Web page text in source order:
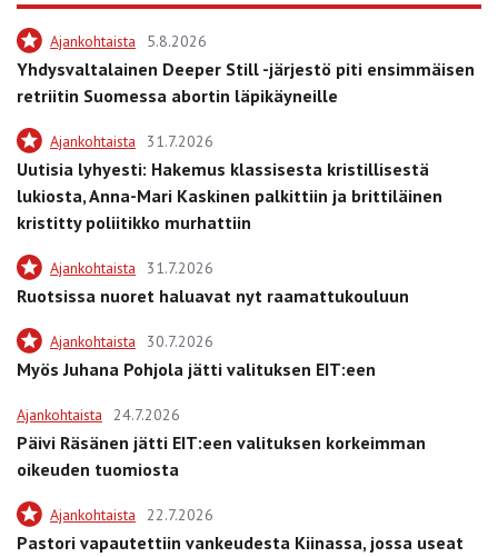
Ajankohtaista 5.8.2026
Yhdysvaltalainen Deeper Still -järjestö piti ensimmäisen
retriitin Suomessa abortin läpikäyneille
Ajankohtaista 31.7.2026
Uutisia lyhyesti: Hakemus klassisesta kristillisestä
lukiosta, Anna-Mari Kaskinen palkittiin ja brittiläinen
kristitty poliitikko murhattiin
Ajankohtaista 31.7.2026
Ruotsissa nuoret haluavat nyt raamattukouluun
Ajankohtaista 30.7.2026
Myös Juhana Pohjola jätti valituksen EIT:een
Ajankohtaista 24.7.2026
Päivi Räsänen jätti EIT:een valituksen korkeimman
oikeuden tuomiosta
Ajankohtaista 22.7.2026
Pastori vapautettiin vankeudesta Kiinassa, jossa useat